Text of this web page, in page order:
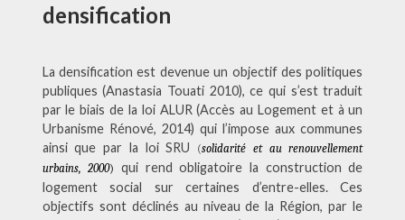
densification
La densification est devenue un objectif des politiques
publiques (Anastasia Touati 2010), ce qui s’est traduit
par le biais de la loi ALUR (Accès au Logement et à un
Urbanisme Rénové, 2014) qui l’impose aux communes
ainsi que par la loi SRU (solidarité et au renouvellement
urbains, 2000) qui rend obligatoire la construction de
logement social sur certaines d’entre-elles. Ces
objectifs sont déclinés au niveau de la Région, par le